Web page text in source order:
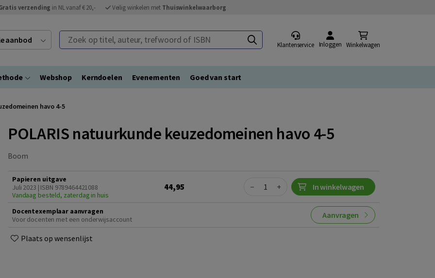
verzending in NL vanaf € 20,- Veilig winkelen met Thuiswinkelwaarborg
aanbod Zoek op titel, auteur, trefwoord of ISBN
Klantenservice Inloggen Winkelwagen
Webshop Kerndoelen Evenementen Goed van start
havo 4-5
POLARIS natuurkunde keuzedomeinen havo 4-5
Boom
Papieren uitgave
Juli 2023 | ISBN 9789464421088
Vandaag besteld, zaterdag in huis
44,95 Quantity
− + In winkelwagen
Docentexemplaar aanvragen
Voor docenten met een onderwijsaccount
Aanvragen
Plaats op wensenlijst